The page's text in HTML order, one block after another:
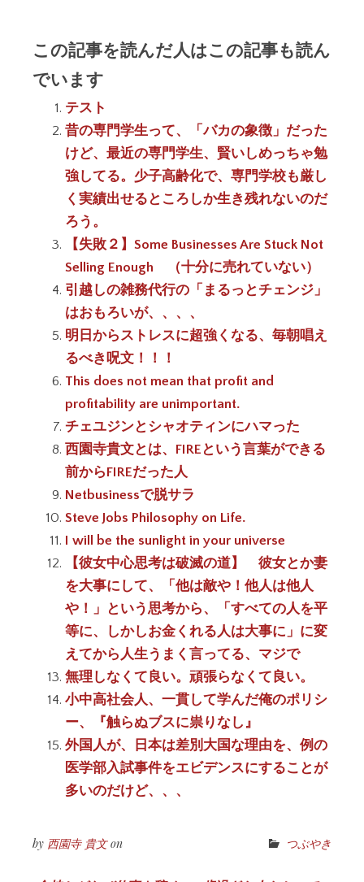
この記事を読んだ人はこの記事も読ん
でいます
テスト
昔の専門学生って、「バカの象徴」だった
けど、最近の専門学生、賢いしめっちゃ勉
強してる。少子高齢化で、専門学校も厳し
く実績出せるところしか生き残れないのだ
ろう。
【失敗２】Some Businesses Are Stuck Not
Selling Enough （十分に売れていない）
引越しの雑務代行の「まるっとチェンジ」
はおもろいが、、、、
明日からストレスに超強くなる、毎朝唱え
るべき呪文！！！
This does not mean that profit and
profitability are unimportant.
チェユジンとシャオティンにハマった
西園寺貴文とは、FIREという言葉ができる
前からFIREだった人
Netbusinessで脱サラ
Steve Jobs Philosophy on Life.
I will be the sunlight in your universe
【彼女中心思考は破滅の道】 彼女とか妻
を大事にして、「他は敵や！他人は他人
や！」という思考から、「すべての人を平
等に、しかしお金くれる人は大事に」に変
えてから人生うまく言ってる、マジで
無理しなくて良い。頑張らなくて良い。
小中高社会人、一貫して学んだ俺のポリシ
ー、『触らぬブスに祟りなし』
外国人が、日本は差別大国な理由を、例の
医学部入試事件をエビデンスにすることが
多いのだけど、、、
by 西園寺 貴文on つぶやき